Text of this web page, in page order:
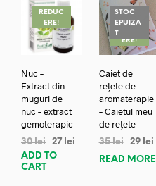
REDUC
ERE!
Nuc –
Extract din
muguri de
nuc – extract
gemoterapic
30lei 27 lei
ADD TO
CART
STOC
EPUIZA
TREDUC
ERE!
Caiet de
rețete de
aromaterapie
– Caietul meu
de rețete
35lei 29 lei
READ MORE